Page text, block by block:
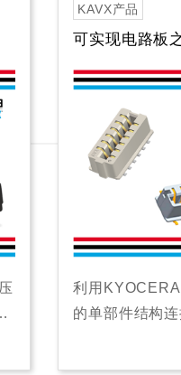
KAVX产品
可实现电路板
利用
的单部件结构